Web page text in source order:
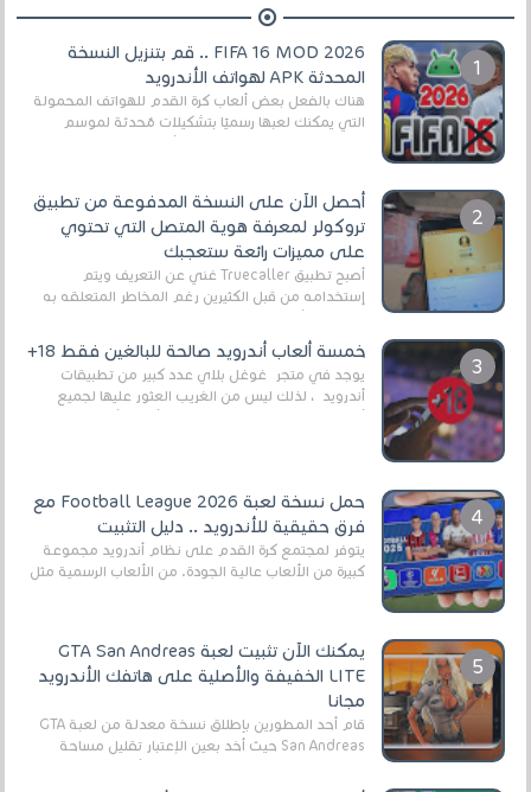
FIFA 16 MOD 2026 .. قم بتنزيل النسخة
المحدثة APK لهواتف الأندرويد
هناك بالفعل بعض ألعاب كرة القدم للهواتف المحمولة
التي يمكنك لعبها رسميًا بتشكيلات مُحدثة لموسم
أحصل الآن على النسخة المدفوعة من تطبيق
تروكولر لمعرفة هوية المتصل التي تحتوي
على مميزات رائعة ستعجبك
أصبح تطبيق Truecaller غني عن التعريف ويتم
إستخدامه من قبل الكثيرين رغم المخاطر المتعلقه به
خمسة ألعاب أندرويد صالحة للبالغين فقط 18+
يوجد في متجر غوغل بلاي عدد كبير من تطبيقات
أندرويد ، لذلك ليس من الغريب العثور عليها لجميع
حمل نسخة لعبة Football League 2026 مع
فرق حقيقية للأندرويد .. دليل التثبيت
يتوفر لمجتمع كرة القدم على نظام أندرويد مجموعة
كبيرة من الألعاب عالية الجودة. من الألعاب الرسمية مثل
يمكنك الآن تثبيت لعبة GTA San Andreas
LITE الخفيفة والأصلية على هاتفك الأندرويد
مجانا
قام أحد المطورين بإطلاق نسخة معدلة من لعبة GTA
San Andreas حيث أخد بعين الإعتبار تقليل مساحة